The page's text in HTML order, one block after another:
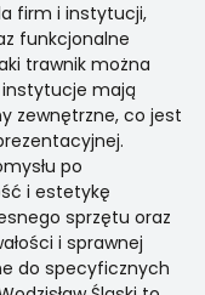
firm i instytucji,
funkcjonalne
trawnik można
mają
zewnętrzne, co jest
po
i estetykę
sprzętu oraz
i sprawnej
do specyficznych